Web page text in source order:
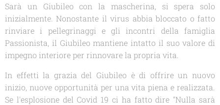
Sarà un Giubileo con la mascherina, si spera solo
inizialmente. Nonostante il virus abbia bloccato o fatto
rinviare i pellegrinaggi e gli incontri della famiglia
Passionista, il Giubileo mantiene intatto il suo valore di
impegno interiore per rinnovare la propria vita.
In effetti la grazia del Giubileo è di offrire un nuovo
inizio, nuove opportunità per una vita piena e realizzata.
Se l'esplosione del Covid 19 ci ha fatto dire "Nulla sarà